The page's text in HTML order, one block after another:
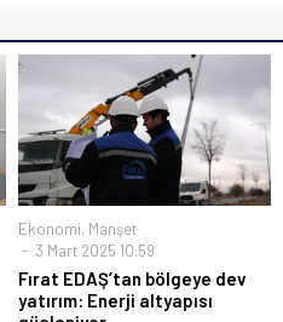
Ekonomi, Manşet
3 Mart 2025 10:59
Fırat EDAŞ’tan bölgeye dev
yatırım: Enerji altyapısı